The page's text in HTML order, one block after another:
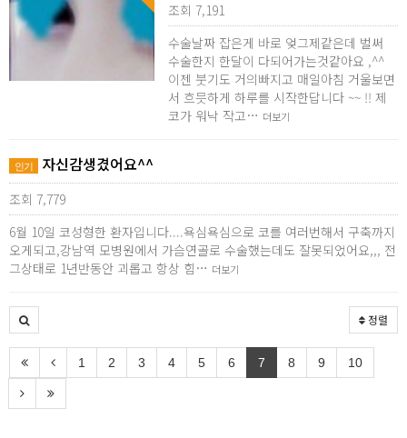
조회 7,191
수술날짜 잡은게 바로 엊그제같은데 벌써
수술한지 한달이 다되어가는것같아요 ,^^
이젠 붓기도 거의빠지고 매일아침 거울보면
서 흐믓하게 하루를 시작한답니다 ~~ !! 제
코가 워낙 작고… 더보기
인기 자신감생겼어요^^
조회 7,779
6월 10일 코성형한 환자입니다....욕심욕심으로 코를 여러번해서 구축까지
오게되고,강남역 모병원에서 가슴연골로 수술했는데도 잘못되었어요,,, 전
그상태로 1년반동안 괴롭고 항상 힘… 더보기
정렬
1 2 3 4 5 6 7 8 9 10